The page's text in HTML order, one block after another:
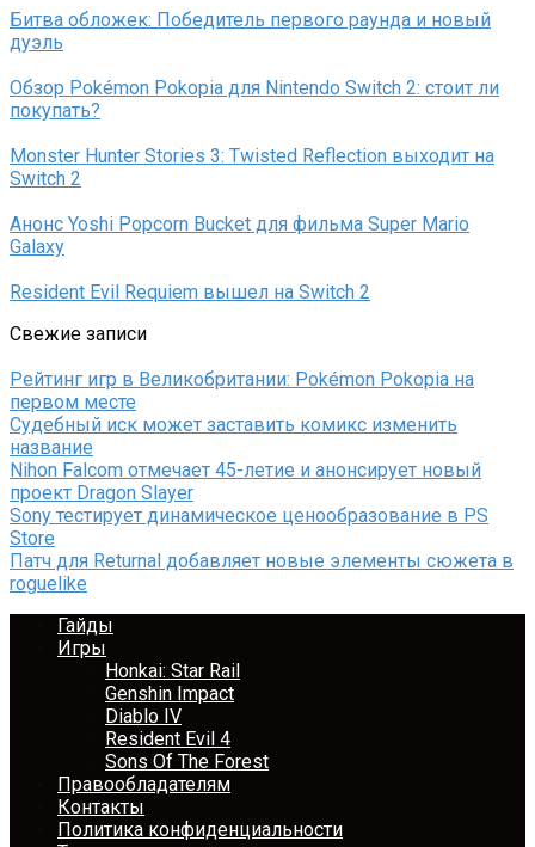
Битва обложек: Победитель первого раунда и новый
дуэль
Обзор Pokémon Pokopia для Nintendo Switch 2: стоит ли
покупать?
Monster Hunter Stories 3: Twisted Reflection выходит на
Switch 2
Анонс Yoshi Popcorn Bucket для фильма Super Mario
Galaxy
Resident Evil Requiem вышел на Switch 2
Свежие записи
Рейтинг игр в Великобритании: Pokémon Pokopia на
первом месте
Судебный иск может заставить комикс изменить
название
Nihon Falcom отмечает 45-летие и анонсирует новый
проект Dragon Slayer
Sony тестирует динамическое ценообразование в PS
Store
Патч для Returnal добавляет новые элементы сюжета в
roguelike
Гайды
Игры
Honkai: Star Rail
Genshin Impact
Diablo IV
Resident Evil 4
Sons Of The Forest
Правообладателям
Контакты
Политика конфиденциальности